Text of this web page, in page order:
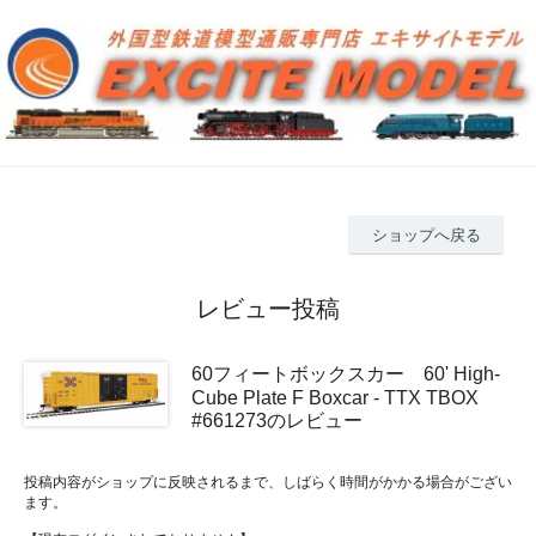
ショップへ戻る
レビュー投稿
60フィートボックスカー 60' High-
Cube Plate F Boxcar - TTX TBOX
#661273のレビュー
投稿内容がショップに反映されるまで、しばらく時間がかかる場合がござい
ます。